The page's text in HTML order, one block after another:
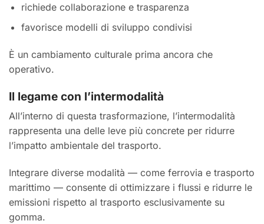
richiede collaborazione e trasparenza
favorisce modelli di sviluppo condivisi
È un cambiamento culturale prima ancora che
operativo.
Il legame con l’intermodalità
All’interno di questa trasformazione, l’intermodalità
rappresenta una delle leve più concrete per ridurre
l’impatto ambientale del trasporto.
Integrare diverse modalità — come ferrovia e trasporto
marittimo — consente di ottimizzare i flussi e ridurre le
emissioni rispetto al trasporto esclusivamente su
gomma.